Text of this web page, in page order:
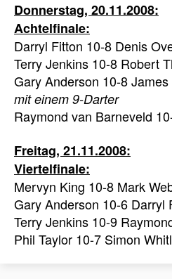
Donnerstag, 20.11.2008:
Achtelfinale:
Darryl Fitton 10-8 Denis
Terry Jenkins 10-8 Robert
Gary Anderson 10-8
mit einem 9-Darter
Raymond van Barneveld
Freitag, 21.11.2008:
Viertelfinale:
Mervyn King 10-8 Mark
Gary Anderson 10-6 Darryl
Terry Jenkins 10-9
Phil Taylor 10-7 Simon